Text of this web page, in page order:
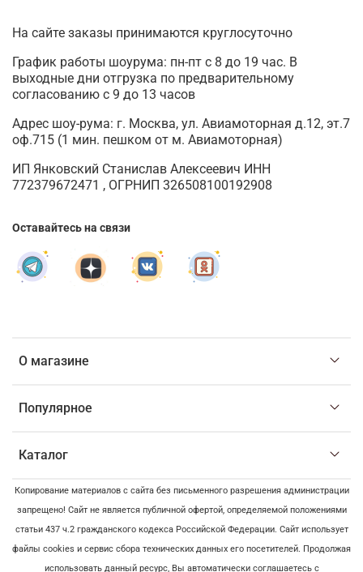
О магазине
Популярное
Каталог
На сайте заказы принимаются круглосуточно
График работы шоурума: пн-пт с 8 до 19 час. В
выходные дни отгрузка по предварительному
согласованию с 9 до 13 часов
Адрес шоу-рума: г. Москва, ул. Авиамоторная д.12, эт.7
оф.715 (1 мин. пешком от м. Авиамоторная)
ИП Янковский Станислав Алексеевич ИНН
772379672471 , ОГРНИП 326508100192908
Оставайтесь на связи
Копирование материалов с сайта без письменного разрешения администрации
запрещено! Сайт не является публичной офертой, определяемой положениями
статьи 437 ч.2 гражданского кодекса Российской Федерации. Сайт использует
файлы cookies и сервис сбора технических данных его посетителей. Продолжая
использовать данный ресурс, Вы автоматически соглашаетесь с